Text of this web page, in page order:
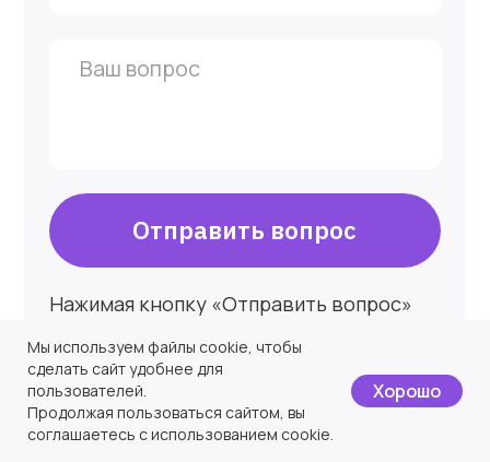
Мы используем файлы cookie, чтобы
сделать сайт удобнее для
пользователей.
Продолжая пользоваться сайтом, вы
соглашаетесь с использованием cookie.
Хорошо